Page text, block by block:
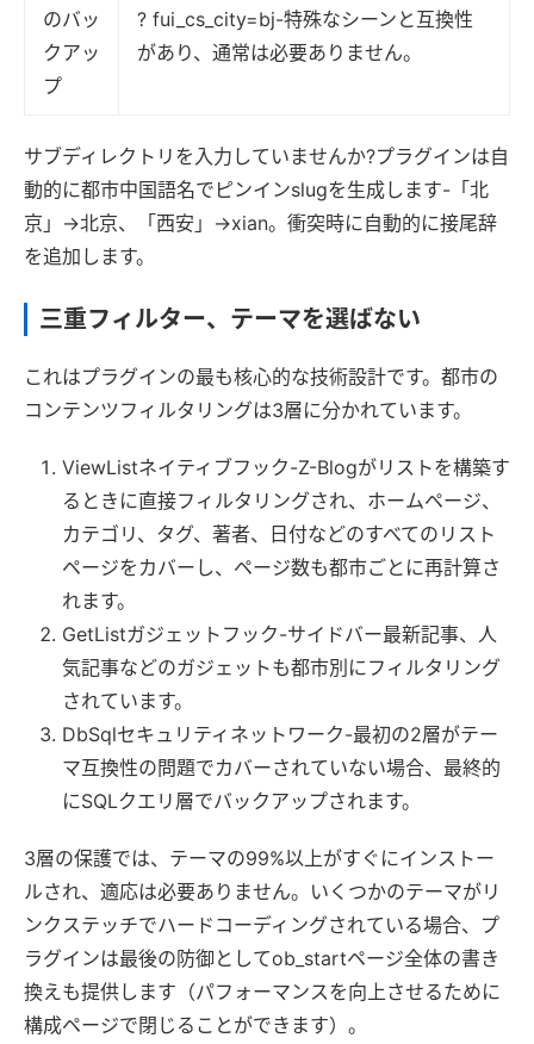
のバッ
クアッ
プ
? fui_cs_city=bj-特殊なシーンと互換性
があり、通常は必要ありません。
サブディレクトリを入力していませんか?プラグインは自
動的に都市中国語名でピンインslugを生成します-「北
京」→北京、「西安」→xian。衝突時に自動的に接尾辞
を追加します。
三重フィルター、テーマを選ばない
これはプラグインの最も核心的な技術設計です。都市の
コンテンツフィルタリングは3層に分かれています。
ViewListネイティブフック-Z-Blogがリストを構築す
るときに直接フィルタリングされ、ホームページ、
カテゴリ、タグ、著者、日付などのすべてのリスト
ページをカバーし、ページ数も都市ごとに再計算さ
れます。
GetListガジェットフック-サイドバー最新記事、人
気記事などのガジェットも都市別にフィルタリング
されています。
DbSqlセキュリティネットワーク-最初の2層がテー
マ互換性の問題でカバーされていない場合、最終的
にSQLクエリ層でバックアップされます。
3層の保護では、テーマの99%以上がすぐにインストー
ルされ、適応は必要ありません。いくつかのテーマがリ
ンクステッチでハードコーディングされている場合、プ
ラグインは最後の防御としてob_startページ全体の書き
換えも提供します（パフォーマンスを向上させるために
構成ページで閉じることができます）。